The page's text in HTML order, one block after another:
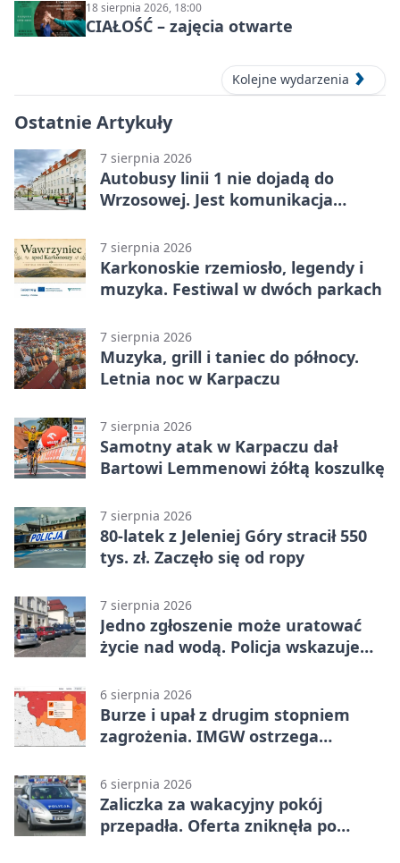
18 sierpnia 2026, 18:00
CIAŁOŚĆ – zajęcia otwarte
Kolejne wydarzenia
Ostatnie Artykuły
7 sierpnia 2026
Autobusy linii 1 nie dojadą do
Wrzosowej. Jest komunikacja
7 sierpnia 2026
Karkonoskie rzemiosło, legendy i
muzyka. Festiwal w dwóch parkach
7 sierpnia 2026
Muzyka, grill i taniec do północy.
Letnia noc w Karpaczu
7 sierpnia 2026
Samotny atak w Karpaczu dał
Bartowi Lemmenowi żółtą koszulkę
7 sierpnia 2026
80-latek z Jeleniej Góry stracił 550
tys. zł. Zaczęło się od ropy
7 sierpnia 2026
Jedno zgłoszenie może uratować
życie nad wodą. Policja wskazuje
6 sierpnia 2026
Burze i upał z drugim stopniem
zagrożenia. IMGW ostrzega
6 sierpnia 2026
Zaliczka za wakacyjny pokój
przepadła. Oferta zniknęła po